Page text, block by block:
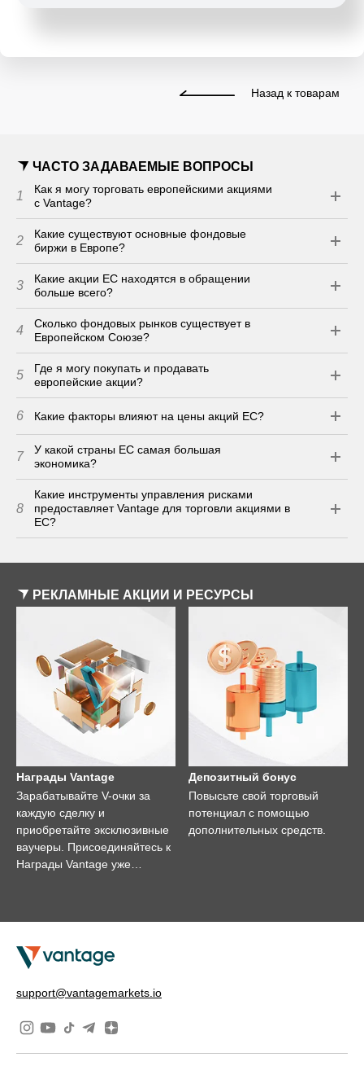
Назад к товарам
ЧАСТО ЗАДАВАЕМЫЕ ВОПРОСЫ
1
Как я могу торговать европейскими акциями
с Vantage?
2
Какие существуют основные фондовые
биржи в Европе?
3
Какие акции ЕС находятся в обращении
больше всего?
4
Сколько фондовых рынков существует в
Европейском Союзе?
5
Где я могу покупать и продавать
европейские акции?
6 Какие факторы влияют на цены акций ЕС?
7
У какой страны ЕС самая большая
экономика?
8
Какие инструменты управления рисками
предоставляет Vantage для торговли акциями в
ЕС?
РЕКЛАМНЫЕ АКЦИИ И РЕСУРСЫ
Награды Vantage
Зарабатывайте V-очки за
каждую сделку и
приобретайте эксклюзивные
ваучеры. Присоединяйтесь к
Награды Vantage уже
Депозитный бонус
Повысьте свой торговый
потенциал с помощью
дополнительных средств.
support@vantagemarkets.io